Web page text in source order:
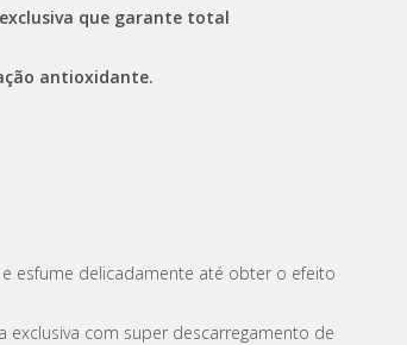
que garante total
antioxidante.
esfume delicadamente até obter o efeito
com super descarregamento de